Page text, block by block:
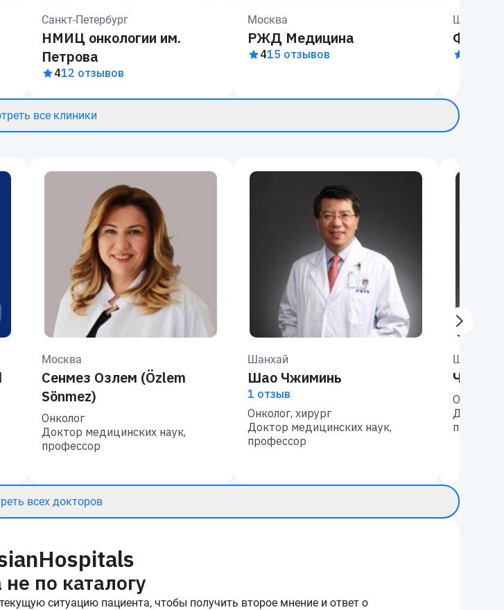
Санкт-Петербург
НМИЦ онкологии им.
Петрова
412 отзывов
Москва
РЖД Медицина
415 отзывов
Шанхай
все клиники
Москва
Сенмез Озлем (Özlem
Sönmez)
Онколог
Доктор медицинских наук,
профессор
Шанхай
Шао Чжиминь
1 отзыв
Онколог, хирург
Доктор медицинских наук,
профессор
Шанхай
Чэнь
Онколог,
Доктор
всех докторов
по каталогу
ситуацию пациента, чтобы получить второе мнение и ответ о